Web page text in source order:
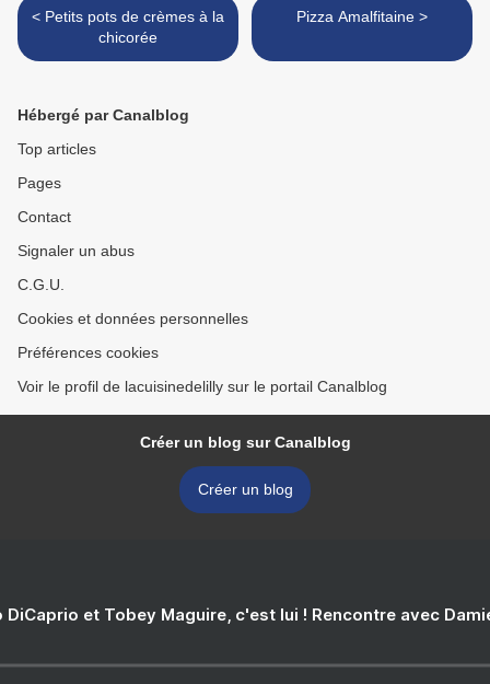
< Petits pots de crèmes à la
chicorée
Pizza Amalfitaine >
Hébergé par Canalblog
Top articles
Pages
Contact
Signaler un abus
C.G.U.
Cookies et données personnelles
Préférences cookies
Voir le profil de lacuisinedelilly sur le portail Canalblog
Créer un blog sur Canalblog
Créer un blog
DiCaprio et Tobey Maguire, c'est lui ! Rencontre avec